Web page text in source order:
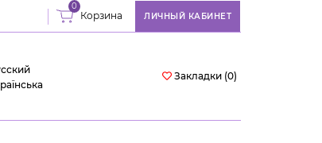
Корзина
0
ЛИЧНЫЙ КАБИНЕТ
Закладки (0)